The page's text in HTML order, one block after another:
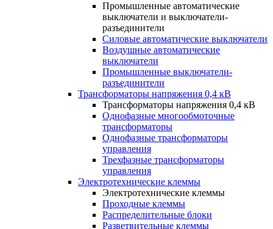
Промышленные автоматические
выключатели и выключатели-
разъединители
Силовые автоматические выключатели
Воздушные автоматические
выключатели
Промышленные выключатели-
разъединители
Трансформаторы напряжения 0,4 кВ
Трансформаторы напряжения 0,4 кВ
Однофазные многообмоточные
трансформаторы
Однофазные трансформаторы
управления
Трехфазные трансформаторы
управления
Электротехнические клеммы
Электротехнические клеммы
Проходные клеммы
Распределительные блоки
Разветвительные клеммы